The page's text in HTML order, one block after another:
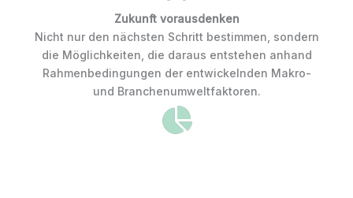
Zukunft vorausdenken
Nicht nur den nächsten Schritt bestimmen, sondern
die Möglichkeiten, die daraus entstehen anhand
Rahmenbedingungen der entwickelnden Makro-
und Branchenumweltfaktoren.